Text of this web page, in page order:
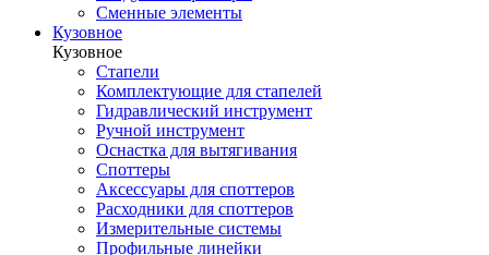
Сменные элементы
Кузовное
Кузовное
Стапели
Комплектующие для стапелей
Гидравлический инструмент
Ручной инструмент
Оснастка для вытягивания
Споттеры
Аксессуары для споттеров
Расходники для споттеров
Измерительные системы
Профильные линейки